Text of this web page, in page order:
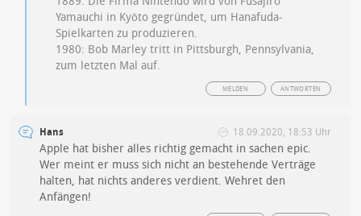
Yamauchi in Kyōto gegründet, um Hanafuda-
Spielkarten zu produzieren.
1980: Bob Marley tritt in Pittsburgh, Pennsylvania,
zum letzten Mal auf.
ANTWORTEN
MELDEN
Hans 18.09.2020, 18:53 Uhr
Apple hat bisher alles richtig gemacht in sachen epic.
Wer meint er muss sich nicht an bestehende Verträge
halten, hat nichts anderes verdient. Wehret den
Anfängen!